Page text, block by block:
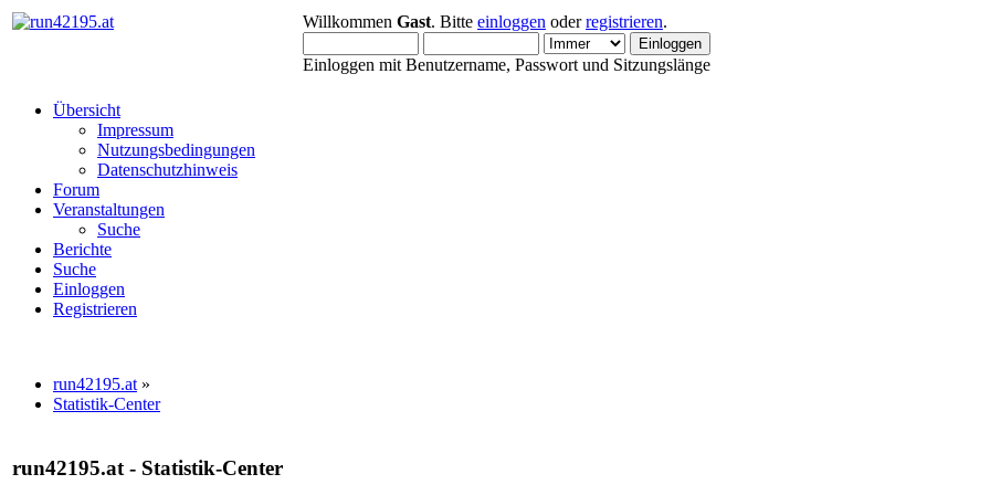
Willkommen Gast. Bitte einloggen oderregistrieren.
Einloggen mit Benutzername, Passwort und Sitzungslänge
Übersicht
Impressum
Nutzungsbedingungen
Datenschutzhinweis
Forum
Veranstaltungen
Suche
Berichte
Suche
Einloggen
Registrieren
run42195.at »
Statistik-Center
run42195.at - Statistik-Center